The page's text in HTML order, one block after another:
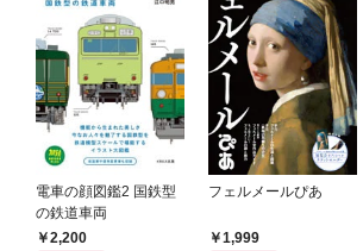
電車の顔図鑑2 国鉄型
の鉄道車両
2,200
フェルメールぴあ
1,999